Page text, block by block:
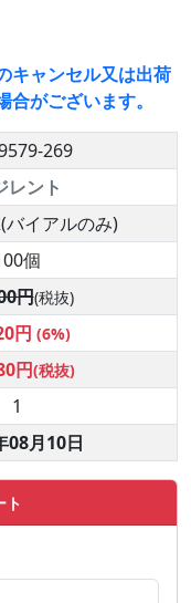
キャンセル又は出荷
がございます。
269
レント
バイアルのみ)
個
円(税抜)
円 (6%)
円(税抜)
1
08月10日
ト